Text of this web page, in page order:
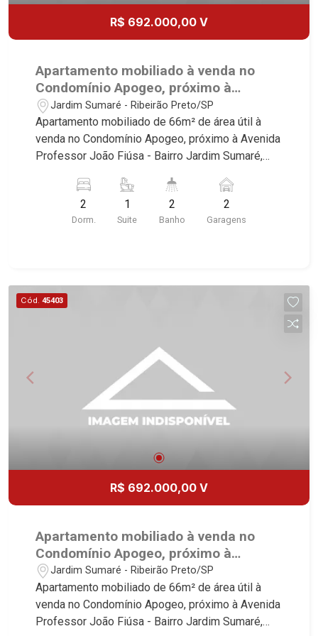
R$ 692.000,00 V
Apartamento mobiliado à venda no
Condomínio Apogeo, próximo à
Avenida Professor João Fiúsa -
Ribeirão Preto/SP.
Jardim Sumaré - Ribeirão Preto/SP
Apartamento mobiliado de 66m² de área útil à
venda no Condomínio Apogeo, próximo à Avenida
Professor João Fiúsa - Bairro Jardim Sumaré,
deste imóvel que a Martinelli Imobiliária
selecionou para você: - 66m² de área útil - 2
dormitórios com armários e ar-condicionado
Martinelli Imobiliária, referência no mercado
imobiliário desde 2000. Especialistas em Venda,
2
Dorm.
1
Suite
2
Banho
2
Garagens
Cód. 45403
R$ 692.000,00 V
Apartamento mobiliado à venda no
Condomínio Apogeo, próximo à
Avenida Professor João Fiúsa -
Ribeirão Preto/SP.
Jardim Sumaré - Ribeirão Preto/SP
Apartamento mobiliado de 66m² de área útil à
venda no Condomínio Apogeo, próximo à Avenida
Professor João Fiúsa - Bairro Jardim Sumaré,